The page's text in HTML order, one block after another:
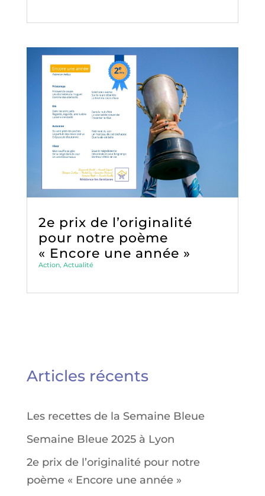
2e prix de l’originalité
pour notre poème
« Encore une année »
Action, Actualité
Articles récents
Les recettes de la Semaine Bleue
Semaine Bleue 2025 à Lyon
2e prix de l’originalité pour notre
poème « Encore une année »